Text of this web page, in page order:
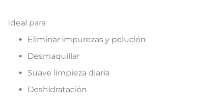
Ideal para
Eliminar impurezas y polución
Desmaquillar
Suave limpieza diaria
Deshidratación